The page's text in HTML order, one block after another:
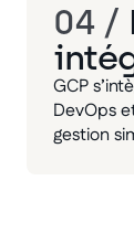
04 /
GCP
DevOps
gestion